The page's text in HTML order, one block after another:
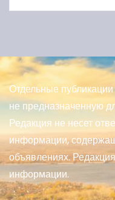
Отдельные
не предназначенную
Редакция не несет
информации,
объявлениях.
информации.